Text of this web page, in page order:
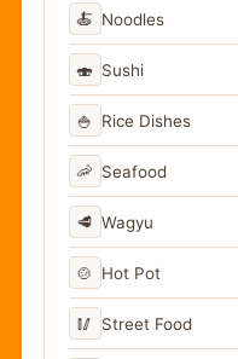
🍝 Noodles
🍣 Sushi
🍚 Rice Dishes
🦐 Seafood
🥩 Wagyu
🍲 Hot Pot
🥢 Street Food